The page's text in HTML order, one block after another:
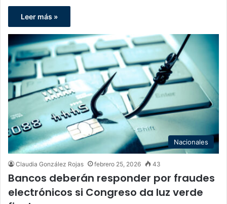
Leer más »
Nacionales
Claudia González Rojas febrero 25, 2026 43
Bancos deberán responder por fraudes
electrónicos si Congreso da luz verde